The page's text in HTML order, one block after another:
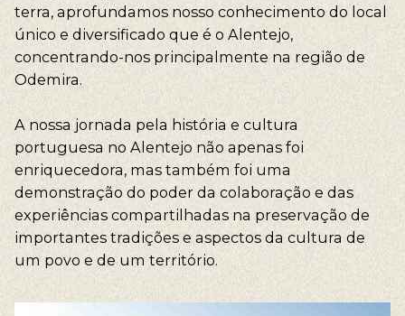
terra, aprofundamos nosso conhecimento do local
único e diversificado que é o Alentejo,
concentrando-nos principalmente na região de
Odemira.
A nossa jornada pela história e cultura
portuguesa no Alentejo não apenas foi
enriquecedora, mas também foi uma
demonstração do poder da colaboração e das
experiências compartilhadas na preservação de
importantes tradições e aspectos da cultura de
um povo e de um território.